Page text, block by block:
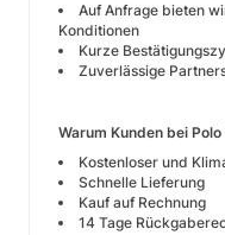
Auf Anfrage bieten
Konditionen
Kurze
Zuverlässige
Warum Kunden bei
Kostenloser und
Schnelle Lieferung
Kauf auf Rechnung
14 Tage